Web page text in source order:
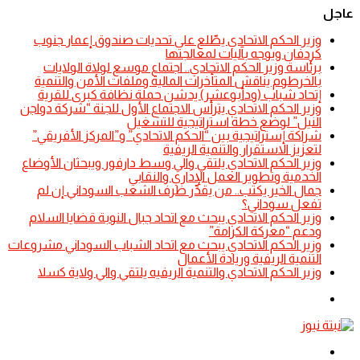
عاجل
​وزير الحكم الاتحادي يطّلع على تحديات صندوق إعمار جنوب
كردفان ويوجه بآليات لمعالجتها
​برئاسة وزير الحكم الاتحادي.. اجتماع موسع لولاة الولايات
بالخرطوم يناقش المتأخرات المالية وملفات الأمن والتنمية
إتحاد شباب (ودأبوعشر) يدشن حملة نظافة كبرى للقرية
وزير الحكم الاتحادي يترأس الاجتماع الأول للجنة “شركة دواجن
النيل” لوضع خطة استراتيجية للتشغيل
شراكة إستراتيجية بين “الحكم الاتحادي” و”المركز الأفريقي”
لتعزيز الاستقرار والتنمية الريفية
​وزير الحكم الاتحادي يلتقي والي وسط دارفور ويبحثان الأوضاع
الخدمية وتطوير العمل الإداري والنقابي
جمال الخير يكتب.. من يقدِّر ظرف الشعب السوداني إن لم
تفعل سوداني؟
​وزير الحكم الاتحادي يبحث مع اتحاد جبال النوبة قضايا السلام
ودعم “معركة الكرامة”
​وزير الحكم الاتحادي يبحث مع اتحاد الشباب السوداني مشروعات
التنمية الريفية وريادة الأعمال
​وزير الحكم الاتحادي والتنمية الريفيه يلتقي والي ولاية كسلا